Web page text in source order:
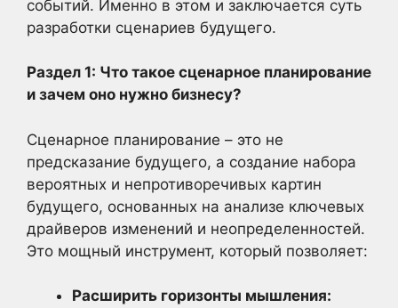
событий. Именно в этом и заключается суть
разработки сценариев будущего.
Раздел 1: Что такое сценарное планирование
и зачем оно нужно бизнесу?
Сценарное планирование – это не
предсказание будущего, а создание набора
вероятных и непротиворечивых картин
будущего, основанных на анализе ключевых
драйверов изменений и неопределенностей.
Это мощный инструмент, который позволяет:
Расширить горизонты мышления: